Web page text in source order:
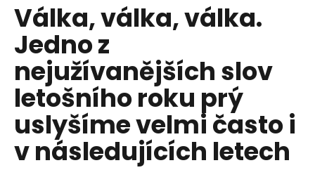
Válka, válka, válka.
Jedno z
nejužívanějších slov
letošního roku prý
uslyšíme velmi často i
v následujících letech